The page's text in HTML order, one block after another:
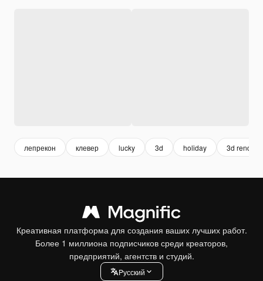
лепрекон клевер lucky 3d holiday 3d render
Креативная платформа для создания ваших лучших работ.
Более 1 миллиона подписчиков среди креаторов,
предприятий, агентств и студий.
Pусский